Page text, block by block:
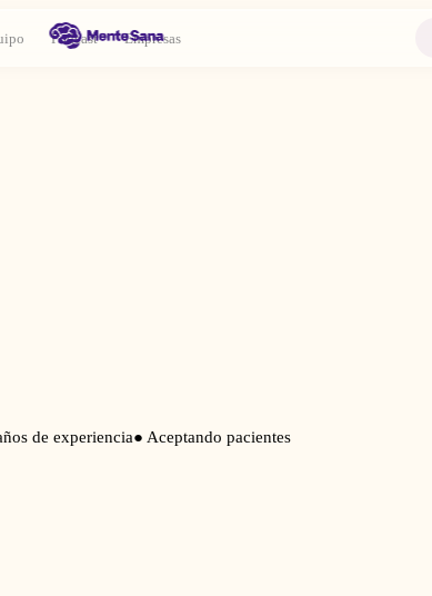
Podcast Empresas
de experiencia● Aceptando pacientes